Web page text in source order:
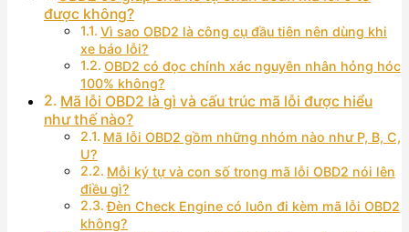
được không?
Vì sao OBD2 là công cụ đầu tiên nên dùng khi
xe báo lỗi?
OBD2 có đọc chính xác nguyên nhân hỏng hóc
100% không?
Mã lỗi OBD2 là gì và cấu trúc mã lỗi được hiểu
như thế nào?
Mã lỗi OBD2 gồm những nhóm nào như P, B, C,
U?
Mỗi ký tự và con số trong mã lỗi OBD2 nói lên
điều gì?
Đèn Check Engine có luôn đi kèm mã lỗi OBD2
không?